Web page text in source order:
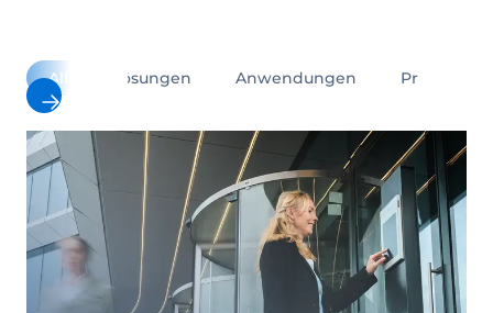
All Lösungen Anwendungen Produkte